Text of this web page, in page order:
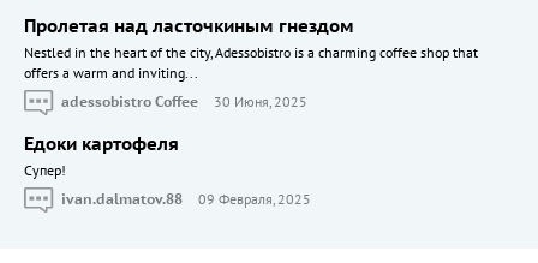
Пролетая над ласточкиным гнездом
Nestled in the heart of the city, Adessobistro is a charming coffee shop that
offers a warm and inviting...
adessobistro Coffee
30 Июня, 2025
Едоки картофеля
Cупер!
ivan.dalmatov.88
09 Февраля, 2025